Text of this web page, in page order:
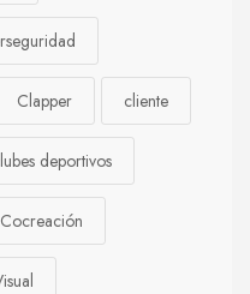
Clapper cliente
deportivos
Cocreación